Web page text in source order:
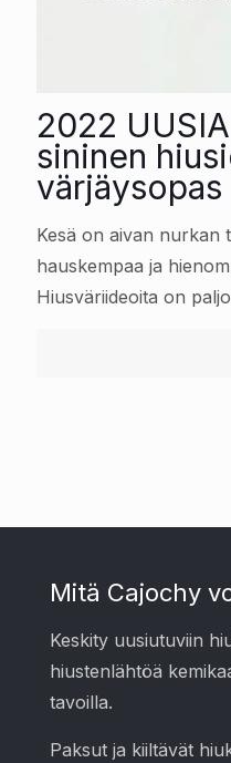
2022
sininen
värjäysopas
Kesä on aivan nurkan
hauskempaa ja
Hiusväriideoita on
Mitä Cajochy
Keskity uusiutuviin
hiustenlähtöä
tavoilla.
Paksut ja kiiltävät